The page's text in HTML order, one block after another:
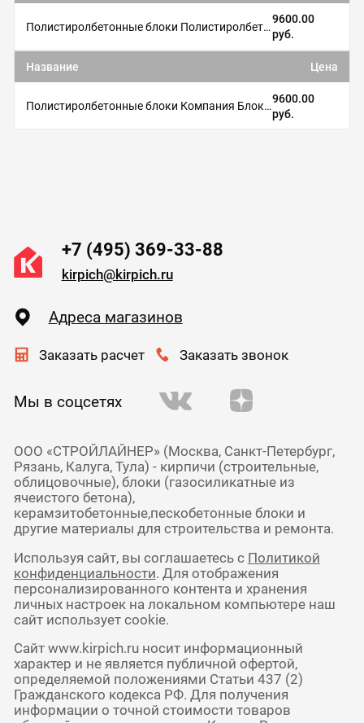
Полистиролбетонные блоки Полистиролбетон
9600.00
руб.
Название Цена
Полистиролбетонные блоки Компания БлокПром
9600.00
руб.
+7 (495) 369-33-88
kirpich@kirpich.ru
Адреса магазинов
Заказать расчет Заказать звонок
Мы в соцсетях
ООО «СТРОЙЛАЙНЕР» (Москва, Санкт-Петербург,
Рязань, Калуга, Тула) - кирпичи (строительные,
облицовочные), блоки (газосиликатные из
ячеистого бетона),
керамзитобетонные,пескобетонные блоки и
другие материалы для строительства и ремонта.
Используя сайт, вы соглашаетесь с Политикой
конфиденциальности. Для отображения
персонализированного контента и хранения
личных настроек на локальном компьютере наш
сайт использует cookie.
Сайт www.kirpich.ru носит информационный
характер и не является публичной офертой,
определяемой положениями Статьи 437 (2)
Гражданского кодекса РФ. Для получения
информации о точной стоимости товаров